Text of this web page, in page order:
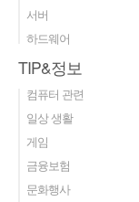
서버
하드웨어
TIP&정보
컴퓨터 관련
일상 생활
게임
금융보험
문화행사